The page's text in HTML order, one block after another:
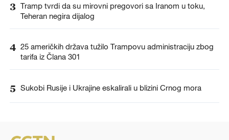
3 Tramp tvrdi da su mirovni pregovori sa Iranom u toku,
Teheran negira dijalog
4 25 američkih država tužilo Trampovu administraciju zbog
tarifa iz Člana 301
5 Sukobi Rusije i Ukrajine eskalirali u blizini Crnog mora